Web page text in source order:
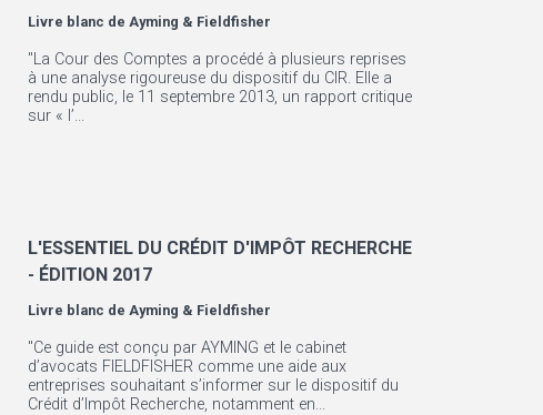
Livre blanc de Ayming & Fieldfisher
"La Cour des Comptes a procédé à plusieurs reprises
à une analyse rigoureuse du dispositif du CIR. Elle a
rendu public, le 11 septembre 2013, un rapport critique
sur « l’...
L'ESSENTIEL DU CRÉDIT D'IMPÔT RECHERCHE
- ÉDITION 2017
Livre blanc de Ayming & Fieldfisher
"Ce guide est conçu par AYMING et le cabinet
d’avocats FIELDFISHER comme une aide aux
entreprises souhaitant s’informer sur le dispositif du
Crédit d’Impôt Recherche, notamment en...